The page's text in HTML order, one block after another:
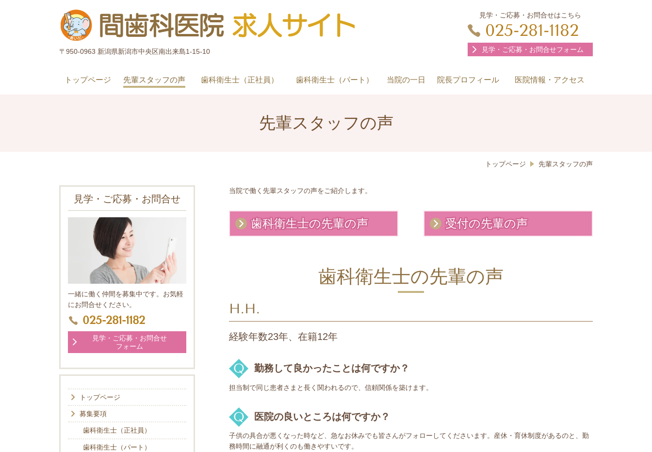
〒950-0963 新潟県新潟市中央区南出来島1-15-10
見学・ご応募・お問合せはこちら
025-281-1182
見学・ご応募・お問合せフォーム
トップページ 先輩スタッフの声 歯科衛生士（正社員） 歯科衛生士（パート） 当院の一日 院長プロフィール 医院情報・アクセス
先輩スタッフの声
トップページ 先輩スタッフの声
当院で働く先輩スタッフの声をご紹介します。
歯科衛生士の先輩の声 受付の先輩の声
歯科衛生士の先輩の声
H.H.
経験年数23年、在籍12年
勤務して良かったことは何ですか？
担当制で同じ患者さまと長く関われるので、信頼関係を築けます。
医院の良いところは何ですか？
子供の具合が悪くなった時など、急なお休みでも皆さんがフォローしてくださいます。産休・育休制度があるのと、勤
務時間に融通が利くのも働きやすいです。
見学・ご応募・お問合せ
一緒に働く仲間を募集中です。お気軽
にお問合せください。
025-281-1182
見学・ご応募・お問合せ
フォーム
トップページ
募集要項
歯科衛生士（正社員）
歯科衛生士（パート）